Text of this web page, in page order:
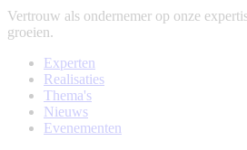
Vertrouw als ondernemer op onze
groeien.
Experten
Realisaties
Thema's
Nieuws
Evenementen